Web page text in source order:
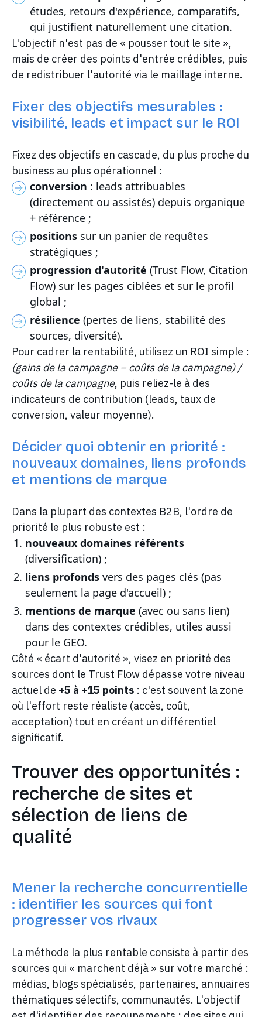
études, retours d'expérience, comparatifs,
qui justifient naturellement une citation.
L'objectif n'est pas de « pousser tout le site »,
mais de créer des points d'entrée crédibles, puis
de redistribuer l'autorité via le maillage interne.
Fixer des objectifs mesurables :
visibilité, leads et impact sur le ROI
Fixez des objectifs en cascade, du plus proche du
business au plus opérationnel :
conversion : leads attribuables
(directement ou assistés) depuis organique
+ référence ;
positions sur un panier de requêtes
stratégiques ;
progression d'autorité (Trust Flow, Citation
Flow) sur les pages ciblées et sur le profil
global ;
résilience (pertes de liens, stabilité des
sources, diversité).
Pour cadrer la rentabilité, utilisez un ROI simple :
(gains de la campagne − coûts de la campagne) /
coûts de la campagne, puis reliez-le à des
indicateurs de contribution (leads, taux de
conversion, valeur moyenne).
Décider quoi obtenir en priorité :
nouveaux domaines, liens profonds
et mentions de marque
Dans la plupart des contextes B2B, l'ordre de
priorité le plus robuste est :
nouveaux domaines référents
(diversification) ;
liens profonds vers des pages clés (pas
seulement la page d'accueil) ;
mentions de marque (avec ou sans lien)
dans des contextes crédibles, utiles aussi
pour le GEO.
Côté « écart d'autorité », visez en priorité des
sources dont le Trust Flow dépasse votre niveau
actuel de +5 à +15 points: c'est souvent la zone
où l'effort reste réaliste (accès, coût,
acceptation) tout en créant un différentiel
significatif.
Trouver des opportunités :
recherche de sites et
sélection de liens de
qualité
Mener la recherche concurrentielle
: identifier les sources qui font
progresser vos rivaux
La méthode la plus rentable consiste à partir des
sources qui « marchent déjà » sur votre marché :
médias, blogs spécialisés, partenaires, annuaires
thématiques sélectifs, communautés. L'objectif